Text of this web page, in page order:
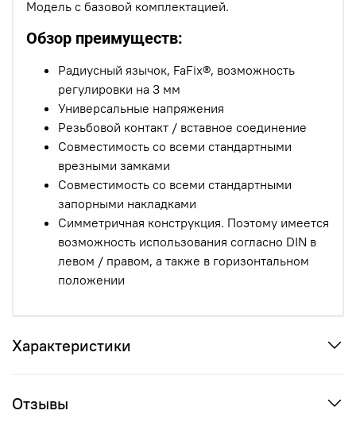
Модель с базовой комплектацией.
Обзор преимуществ:
Радиусный язычок, FaFix®, возможность
регулировки на 3 мм
Универсальные напряжения
Резьбовой контакт / вставное соединение
Совместимость со всеми стандартными
врезными замками
Совместимость со всеми стандартными
запорными накладками
Симметричная конструкция. Поэтому имеется
возможность использования согласно DIN в
левом / правом, а также в горизонтальном
положении
Характеристики
Отзывы